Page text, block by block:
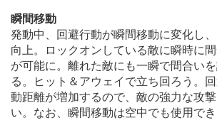
瞬間移動
発動中、回避行動が瞬間移動に変化し
向上。ロックオンしている敵に瞬時に
が可能に。離れた敵にも一瞬で間合い
る。ヒット＆アウェイで立ち回ろう。
動距離が増加するので、敵の強力な攻
い。なお、瞬間移動は空中でも使用でき